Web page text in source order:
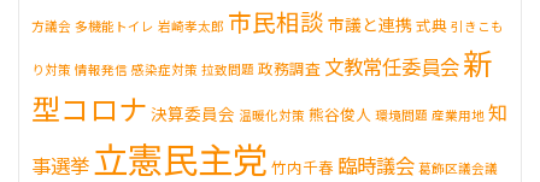
方議会 多機能トイレ 岩崎孝太郎 市民相談 市議と連携 式典 引きこも
り対策 情報発信 感染症対策 拉致問題 政務調査 文教常任委員会 新
型コロナ 決算委員会 温暖化対策 熊谷俊人 環境問題 産業用地 知
事選挙 立憲民主党 竹内千春 臨時議会 葛飾区議会議